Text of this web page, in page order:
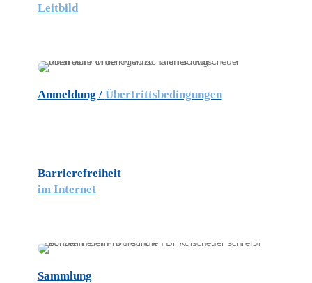
Leitbild
Anmeldung / Übertrittsbedingungen
Barrierefreiheit
im Internet
Sammlung